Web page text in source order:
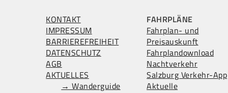
KONTAKT
IMPRESSUM
BARRIEREFREIHEIT
DATENSCHUTZ
AGB
AKTUELLES
→ Wanderguide
FAHRPLÄNE
Fahrplan- und
Preisauskunft
Fahrplandownload
Nachtverkehr
Salzburg Verkehr-App
Aktuelle